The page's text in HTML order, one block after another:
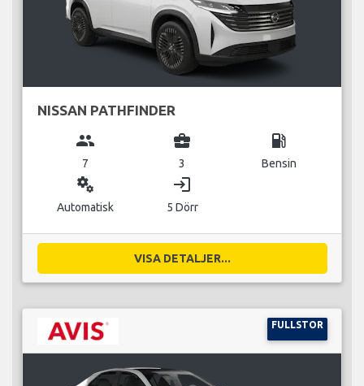
NISSAN PATHFINDER
group
7
business_center
3
local_gas_station
Bensin
miscellaneous_services
Automatisk
login
5 Dörr
VISA DETALJER...
FULLSTOR